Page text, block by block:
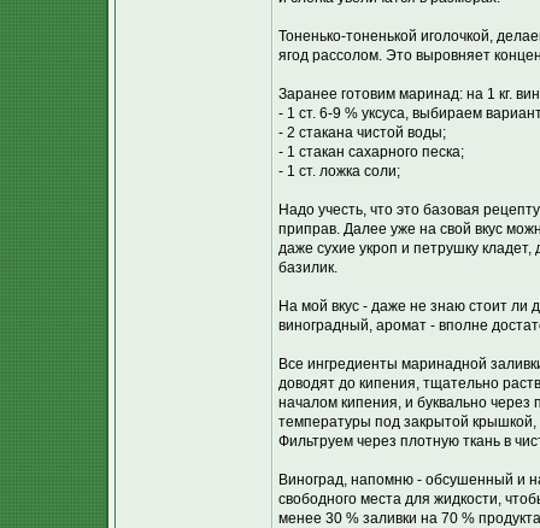
Тоненько-тоненькой иголочкой,
ягод рассолом. Это выровняет
Заранее готовим маринад: на 1 кг.
- 1 ст. 6-9 % уксуса, выбираем
- 2 стакана чистой воды;
- 1 стакан сахарного песка;
- 1 ст. ложка соли;
Надо учесть, что это базовая
приправ. Далее уже на свой вкус
даже сухие укроп и петрушку
базилик.
На мой вкус - даже не знаю стоит ли
виноградный, аромат - вполне
Все ингредиенты маринадной
доводят до кипения, тщательно
началом кипения, и буквально
температуры под закрытой
Фильтруем через плотную ткань в
Виноград, напомню - обсушенный и
свободного места для жидкости,
менее 30 % заливки на 70 %